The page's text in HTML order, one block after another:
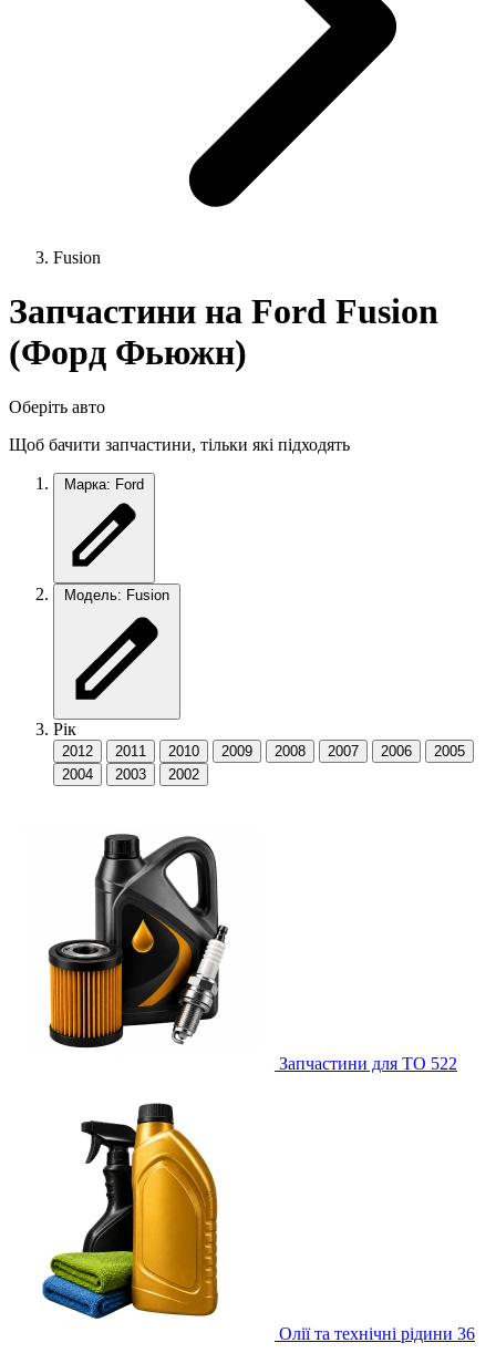
Fusion
Запчастини на Ford Fusion
(Форд Фьюжн)
Оберіть авто
Щоб бачити запчастини, тільки які підходять
Марка: Ford
Модель: Fusion
Рік
2012 2011 2010 2009 2008 2007 2006
2005
2004
2003 2002
Запчастини для ТО 522
Олії та технічні рідини 36